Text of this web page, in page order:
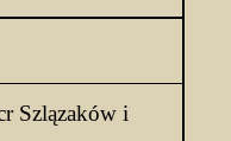
Szlązaków